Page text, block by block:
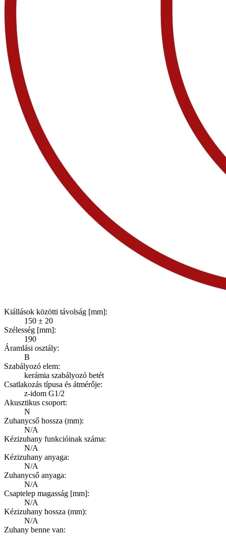
Kiállások közötti távolság [mm]:
150 ± 20
Szélesség [mm]:
190
Áramlási osztály:
B
Szabályozó elem:
kerámia szabályozó betét
Csatlakozás típusa és átmérője:
z-idom G1/2
Akusztikus csoport:
N
Zuhanycső hossza (mm):
N/A
Kézizuhany funkcióinak száma:
N/A
Kézizuhany anyaga:
N/A
Zuhanycső anyaga:
N/A
Csaptelep magasság [mm]:
N/A
Kézizuhany hossza (mm):
N/A
Zuhany benne van: